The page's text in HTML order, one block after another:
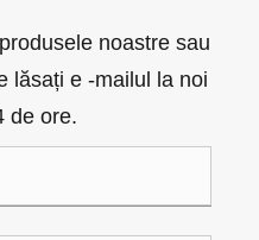
noastre sau
lăsați e -mailul la noi
de ore.